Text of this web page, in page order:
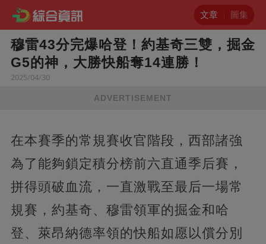
文章 圖集
穆雷43分完爆哈登！約基奇三雙，掘金
G5的神，大勝快船奪14連勝！
2025/04/30
ADVERTISEMENT
在本賽季的常規賽收官階段，西部諸強
為了能夠鎖定積分榜前六直通季后賽，
拼得頭破血流，一直激戰至最后一場常
規賽，約基奇、穆雷領軍的掘金和哈
登、萊昂納德率領的快船如愿以償分別